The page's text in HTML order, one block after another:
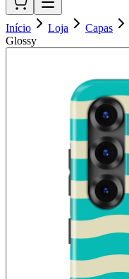
Início Loja Capas
Glossy